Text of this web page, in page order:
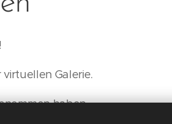
Galerie.
haben.